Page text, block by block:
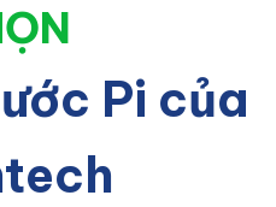
Pi của